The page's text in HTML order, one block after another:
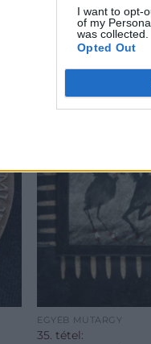
I want to opt-
of my
was collected.
Opted Out
EGYÉB MŰTÁRGY
35. tétel: